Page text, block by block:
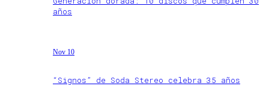
años
Nov 10
“Signos” de Soda Stereo celebra 35 años